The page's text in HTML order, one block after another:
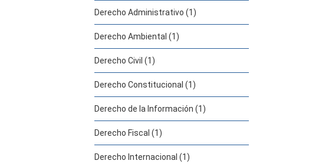
Derecho Administrativo (1)
Derecho Ambiental (1)
Derecho Civil (1)
Derecho Constitucional (1)
Derecho de la Información (1)
Derecho Fiscal (1)
Derecho Internacional (1)